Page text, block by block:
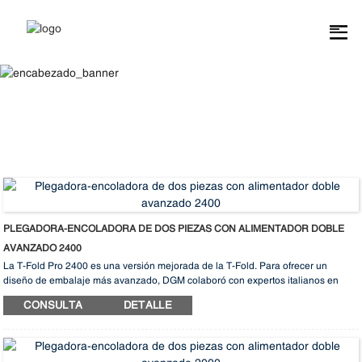
PLEGADORA-ENCOLADORA DE DOS PIEZAS CON ALIMENTADOR DOBLE
AVANZADO 2400
La T-Fold Pro 2400 es una versión mejorada de la T-Fold. Para ofrecer un
diseño de embalaje más avanzado, DGM colaboró ​​con expertos italianos en
maquinaria para cartón en el desarrollo de la última serie "T-Fold Pro", una
plegadora-encoladora multifuncional inteligente. Esta máquina prescinde de las
empalme doble izquierda-derecha, lo que ahorra espacio y reduce costes,
optimizando significativamente la tecnología de procesamiento de cajas de
CONSULTA DETALLE